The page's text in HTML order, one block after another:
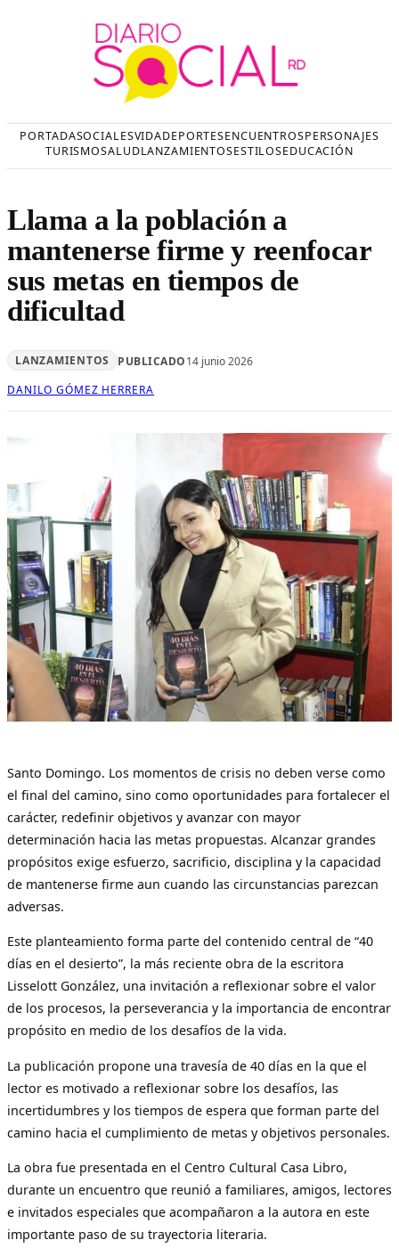
PORTADASOCIALESVIDADEPORTESENCUENTROSPERSONAJES
TURISMOSALUDLANZAMIENTOSESTILOSEDUCACIÓN
Llama a la población a
mantenerse firme y reenfocar
sus metas en tiempos de
dificultad
LANZAMIENTOS PUBLICADO14 junio 2026
DANILO GÓMEZ HERRERA
Santo Domingo. Los momentos de crisis no deben verse como
el final del camino, sino como oportunidades para fortalecer el
carácter, redefinir objetivos y avanzar con mayor
determinación hacia las metas propuestas. Alcanzar grandes
propósitos exige esfuerzo, sacrificio, disciplina y la capacidad
de mantenerse firme aun cuando las circunstancias parezcan
adversas.
Este planteamiento forma parte del contenido central de “40
días en el desierto”, la más reciente obra de la escritora
Lisselott González, una invitación a reflexionar sobre el valor
de los procesos, la perseverancia y la importancia de encontrar
propósito en medio de los desafíos de la vida.
La publicación propone una travesía de 40 días en la que el
lector es motivado a reflexionar sobre los desafíos, las
incertidumbres y los tiempos de espera que forman parte del
camino hacia el cumplimiento de metas y objetivos personales.
La obra fue presentada en el Centro Cultural Casa Libro,
durante un encuentro que reunió a familiares, amigos, lectores
e invitados especiales que acompañaron a la autora en este
importante paso de su trayectoria literaria.